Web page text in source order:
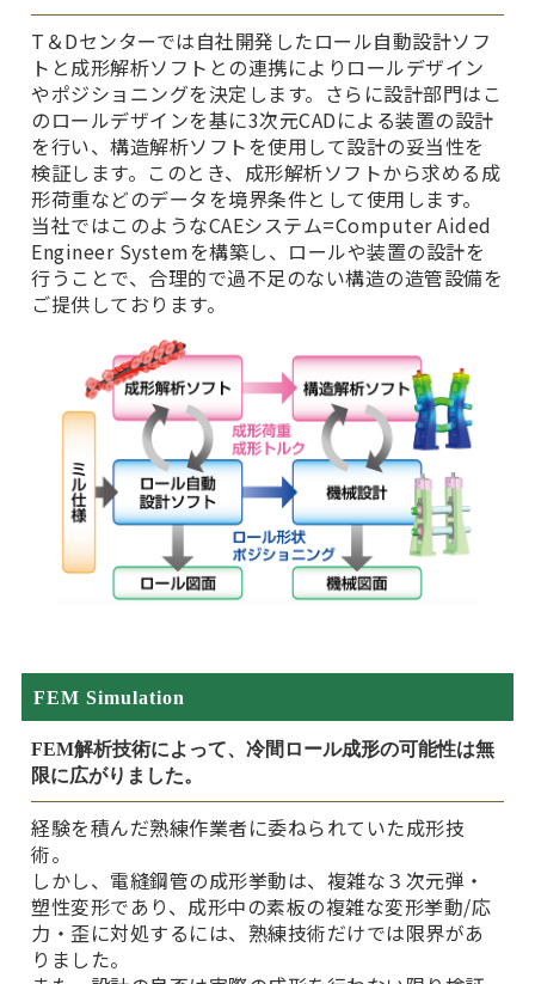
T＆Dセンターでは自社開発したロール自動設計ソフ
トと成形解析ソフトとの連携によりロールデザイン
やポジショニングを決定します。さらに設計部門はこ
のロールデザインを基に3次元CADによる装置の設計
を行い、構造解析ソフトを使用して設計の妥当性を
検証します。このとき、成形解析ソフトから求める成
形荷重などのデータを境界条件として使用します。
当社ではこのようなCAEシステム=Computer Aided
Engineer Systemを構築し、ロールや装置の設計を
行うことで、合理的で過不足のない構造の造管設備を
ご提供しております。
FEM Simulation
FEM解析技術によって、冷間ロール成形の可能性は無
限に広がりました。
経験を積んだ熟練作業者に委ねられていた成形技
術。
しかし、電縫鋼管の成形挙動は、複雑な３次元弾・
塑性変形であり、成形中の素板の複雑な変形挙動/応
力・歪に対処するには、熟練技術だけでは限界があ
りました。